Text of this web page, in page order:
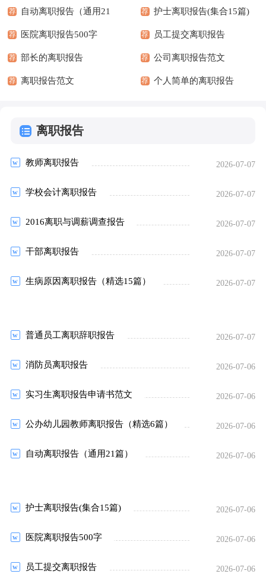
范文 告（精选6篇）
荐 自动离职报告（通用21
篇）
荐 护士离职报告(集合15篇)
荐 医院离职报告500字 荐 员工提交离职报告
荐 部长的离职报告 荐 公司离职报告范文
荐 离职报告范文 荐 个人简单的离职报告
离职报告
教师离职报告 2026-07-07
学校会计离职报告 2026-07-07
2016离职与调薪调查报告 2026-07-07
干部离职报告 2026-07-07
生病原因离职报告（精选15篇） 2026-07-07
普通员工离职辞职报告 2026-07-07
消防员离职报告 2026-07-06
实习生离职报告申请书范文 2026-07-06
公办幼儿园教师离职报告（精选6篇） 2026-07-06
自动离职报告（通用21篇） 2026-07-06
护士离职报告(集合15篇) 2026-07-06
医院离职报告500字 2026-07-06
员工提交离职报告 2026-07-06